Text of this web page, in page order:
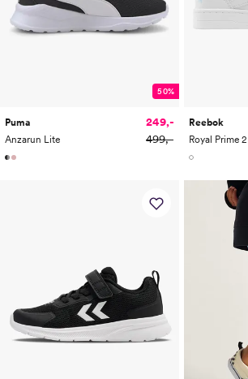
50%
Puma
Anzarun Lite
249,-
499,-
Reebok
Royal Prime 2